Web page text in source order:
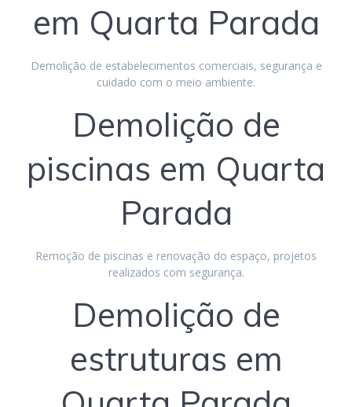
em Quarta Parada
Demolição de estabelecimentos comerciais, segurança e
cuidado com o meio ambiente.
Demolição de
piscinas em Quarta
Parada
Remoção de piscinas e renovação do espaço, projetos
realizados com segurança.
Demolição de
estruturas em